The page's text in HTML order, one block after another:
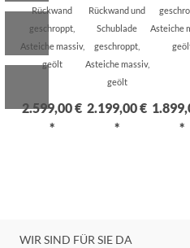
Rückwand
geschroppt,
Asteiche massiv,
geölt
2.599,00 €
*
Rückwand und
Schublade
geschroppt,
Asteiche massiv,
geölt
2.199,00 €
*
Asteiche
*
WIR SIND FÜR SIE DA